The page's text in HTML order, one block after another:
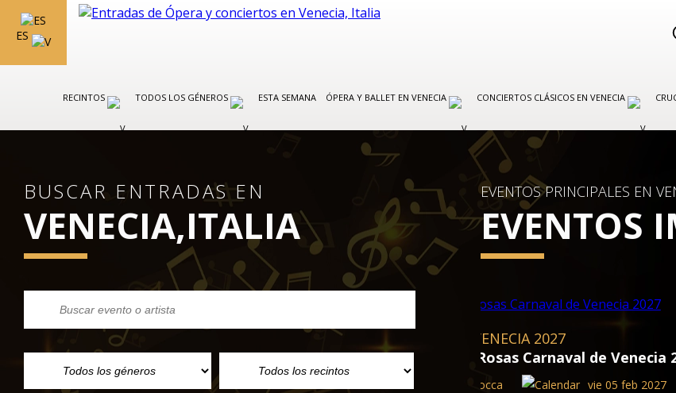
ES
RECINTOS TODOS LOS GÉNEROS ESTA SEMANA ÓPERA Y BALLET EN VENECIA CONCIERTOS CLÁSICOS EN VENECIA
BUSCAR ENTRADAS EN
VENECIA,ITALIA
EVENTOS PRINCIPALES EN
EVENTOS
CARNAVAL DE VENECIA 2027
El Baile de las Rosas Carnaval de Venecia 2027
Palazzo Rocca
ÓPERA Y BALLET EN VENECIA
Francesco Cilluffo dirige
Teatro Malibran